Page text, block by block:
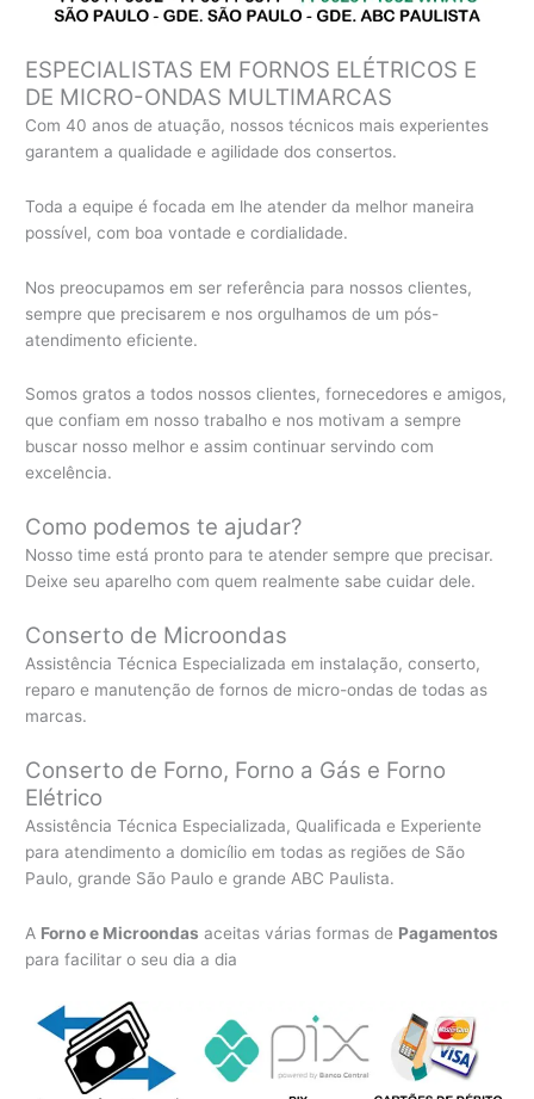
ESPECIALISTAS EM FORNOS ELÉTRICOS E
DE MICRO-ONDAS MULTIMARCAS
Com 40 anos de atuação, nossos técnicos mais experientes
garantem a qualidade e agilidade dos consertos.
Toda a equipe é focada em lhe atender da melhor maneira
possível, com boa vontade e cordialidade.
Nos preocupamos em ser referência para nossos clientes,
sempre que precisarem e nos orgulhamos de um pós-
atendimento eficiente.
Somos gratos a todos nossos clientes, fornecedores e amigos,
que confiam em nosso trabalho e nos motivam a sempre
buscar nosso melhor e assim continuar servindo com
excelência.
Como podemos te ajudar?
Nosso time está pronto para te atender sempre que precisar.
Deixe seu aparelho com quem realmente sabe cuidar dele.
Conserto de Microondas
Assistência Técnica Especializada em instalação, conserto,
reparo e manutenção de fornos de micro-ondas de todas as
marcas.
Conserto de Forno, Forno a Gás e Forno
Elétrico
Assistência Técnica Especializada, Qualificada e Experiente
para atendimento a domicílio em todas as regiões de São
Paulo, grande São Paulo e grande ABC Paulista.
A Forno e Microondas aceitas várias formas de Pagamentos
para facilitar o seu dia a dia